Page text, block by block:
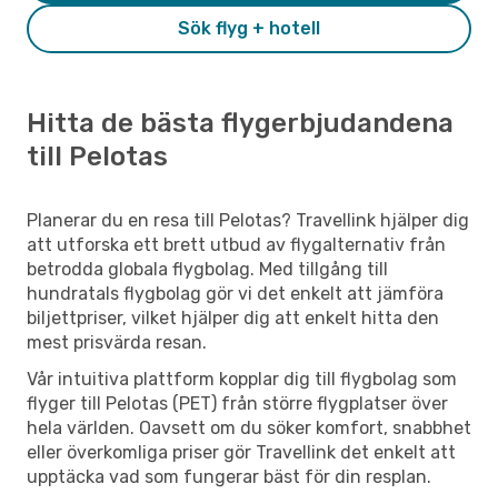
Sök flyg + hotell
Hitta de bästa flygerbjudandena
till Pelotas
Planerar du en resa till Pelotas? Travellink hjälper dig
att utforska ett brett utbud av flygalternativ från
betrodda globala flygbolag. Med tillgång till
hundratals flygbolag gör vi det enkelt att jämföra
biljettpriser, vilket hjälper dig att enkelt hitta den
mest prisvärda resan.
Vår intuitiva plattform kopplar dig till flygbolag som
flyger till Pelotas (PET) från större flygplatser över
hela världen. Oavsett om du söker komfort, snabbhet
eller överkomliga priser gör Travellink det enkelt att
upptäcka vad som fungerar bäst för din resplan.